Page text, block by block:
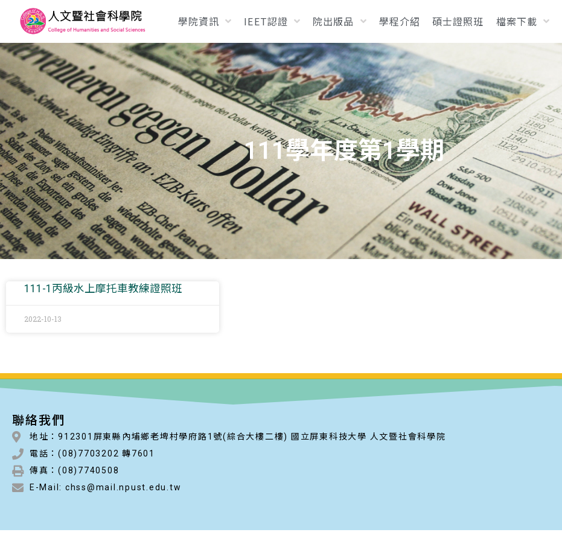
學院資訊 IEET認證 院出版品 學程介紹 碩士證照班 檔案下載
111學年度第1學期
111-1丙級水上摩托車教練證照班
2022-10-13
聯絡我們
地址：912301屏東縣內埔鄉老埤村學府路1號(綜合大樓二樓) 國立屏東科技大學 人文暨社會科學院
電話：(08)7703202 轉7601
傳真：(08)7740508
E-Mail: chss@mail.npust.edu.tw